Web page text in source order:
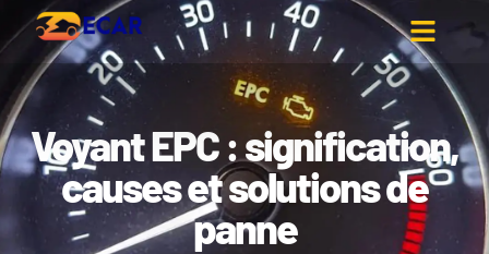
Voyant EPC : signification,
causes et solutions de
panne